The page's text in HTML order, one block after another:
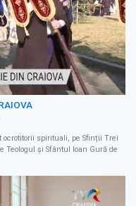
ocrotitorii spirituali, pe Sfinții Trei
Teologul și Sfântul Ioan Gură de